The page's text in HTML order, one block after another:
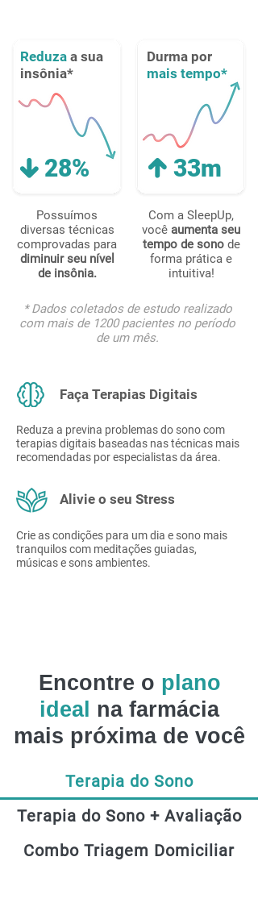
28%
Reduza a sua
insônia*
Possuímos
diversas técnicas
comprovadas para
diminuir seu nível
de insônia.
Durma por
mais tempo*
33m
Com a SleepUp,
você aumenta seu
tempo de sonode
forma prática e
intuitiva!
​* Dados coletados de estudo realizado
com mais de 1200 pacientes no período
de um mês.
Faça Terapias Digitais
Reduza a previna problemas do sono com
terapias digitais baseadas nas técnicas mais
recomendadas por especialistas da área.
Alivie o seu Stress
Crie as condições para um dia e sono mais
tranquilos com meditações guiadas,
músicas e sons ambientes.
Encontre o plano
ideal na farmácia
mais próxima de você
Terapia do Sono
Terapia do Sono + Avaliação
Combo Triagem Domiciliar